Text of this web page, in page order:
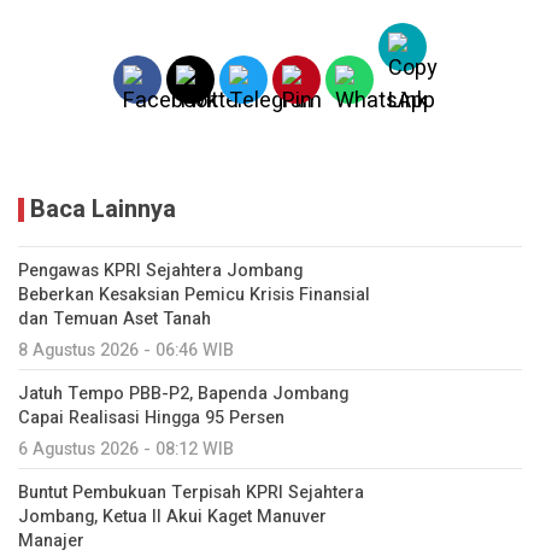
Baca Lainnya
Pengawas KPRI Sejahtera Jombang
Beberkan Kesaksian Pemicu Krisis Finansial
dan Temuan Aset Tanah
8 Agustus 2026 - 06:46 WIB
Jatuh Tempo PBB-P2, Bapenda Jombang
Capai Realisasi Hingga 95 Persen
6 Agustus 2026 - 08:12 WIB
Buntut Pembukuan Terpisah KPRI Sejahtera
Jombang, Ketua II Akui Kaget Manuver
Manajer